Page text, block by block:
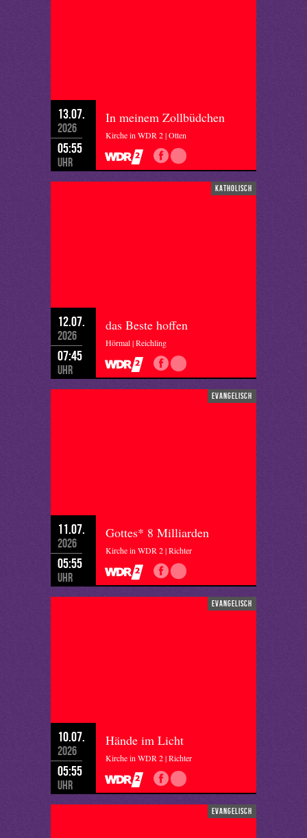
13.07.
2026
05:55
Uhr
In meinem Zollbüdchen
Kirche in WDR 2 | Otten
katholisch
12.07.
2026
07:45
Uhr
das Beste hoffen
Hörmal | Reichling
evangelisch
11.07.
2026
05:55
Uhr
Gottes* 8 Milliarden
Kirche in WDR 2 | Richter
evangelisch
10.07.
2026
05:55
Uhr
Hände im Licht
Kirche in WDR 2 | Richter
evangelisch